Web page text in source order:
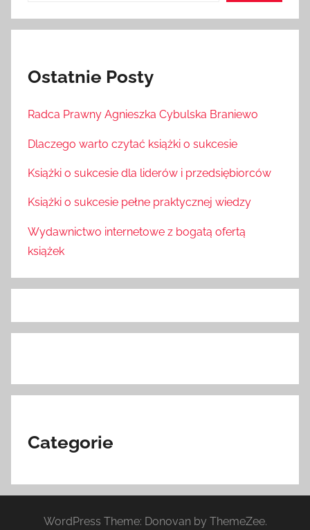
Ostatnie Posty
Radca Prawny Agnieszka Cybulska Braniewo
Dlaczego warto czytać książki o sukcesie
Książki o sukcesie dla liderów i przedsiębiorców
Książki o sukcesie pełne praktycznej wiedzy
Wydawnictwo internetowe z bogatą ofertą
książek
Categorie
WordPress Theme: Donovan by ThemeZee.